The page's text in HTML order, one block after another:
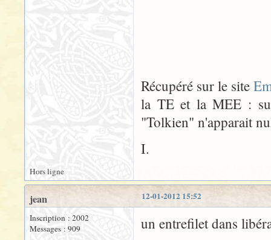
Récupéré sur le site
la TE et la MEE :
"Tolkien" n'apparait
I.
Hors ligne
12-01-2012 15:52
jean
Inscription : 2002
Messages : 909
un entrefilet dans